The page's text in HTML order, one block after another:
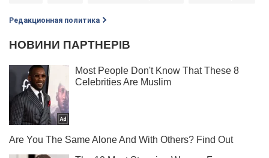
Редакционная политика